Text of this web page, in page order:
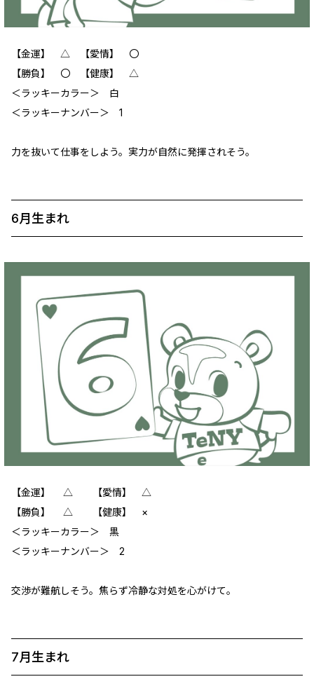
【金運】 ‪‪△ 【愛情】 〇
【勝負】 〇 【健康】 △
＜ラッキーカラー＞ 白
＜ラッキーナンバー＞ 1
力を抜いて仕事をしよう。実力が自然に発揮されそう。
6月生まれ
【金運】 △ 【愛情】 △
【勝負】 △ 【健康】 ×
＜ラッキーカラー＞ 黒
＜ラッキーナンバー＞ 2
交渉が難航しそう。焦らず冷静な対処を心がけて。
7月生まれ